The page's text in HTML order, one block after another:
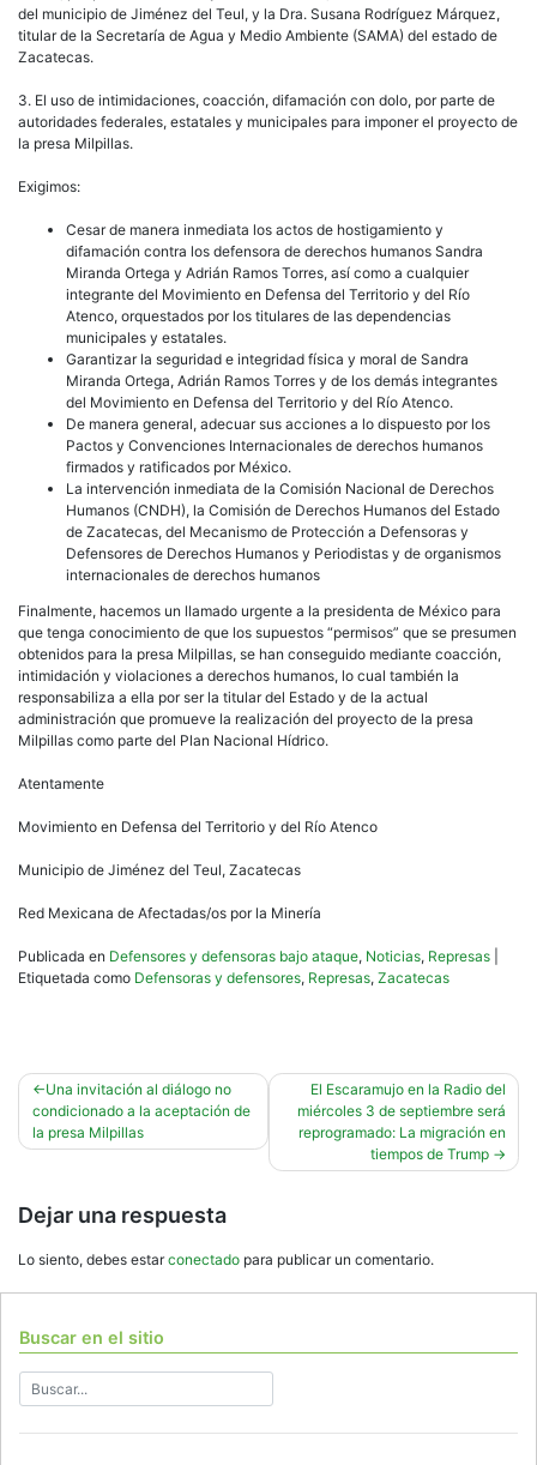
del municipio de Jiménez del Teul, y la Dra. Susana Rodríguez Márquez,
titular de la Secretaría de Agua y Medio Ambiente (SAMA) del estado de
Zacatecas.
3. El uso de intimidaciones, coacción, difamación con dolo, por parte de
autoridades federales, estatales y municipales para imponer el proyecto de
la presa Milpillas.
Exigimos:
Cesar de manera inmediata los actos de hostigamiento y
difamación contra los defensora de derechos humanos Sandra
Miranda Ortega y Adrián Ramos Torres, así como a cualquier
integrante del Movimiento en Defensa del Territorio y del Río
Atenco, orquestados por los titulares de las dependencias
municipales y estatales.
Garantizar la seguridad e integridad física y moral de Sandra
Miranda Ortega, Adrián Ramos Torres y de los demás integrantes
del Movimiento en Defensa del Territorio y del Río Atenco.
De manera general, adecuar sus acciones a lo dispuesto por los
Pactos y Convenciones Internacionales de derechos humanos
firmados y ratificados por México.
La intervención inmediata de la Comisión Nacional de Derechos
Humanos (CNDH), la Comisión de Derechos Humanos del Estado
de Zacatecas, del Mecanismo de Protección a Defensoras y
Defensores de Derechos Humanos y Periodistas y de organismos
internacionales de derechos humanos
Finalmente, hacemos un llamado urgente a la presidenta de México para
que tenga conocimiento de que los supuestos “permisos” que se presumen
obtenidos para la presa Milpillas, se han conseguido mediante coacción,
intimidación y violaciones a derechos humanos, lo cual también la
responsabiliza a ella por ser la titular del Estado y de la actual
administración que promueve la realización del proyecto de la presa
Milpillas como parte del Plan Nacional Hídrico.
Atentamente
Movimiento en Defensa del Territorio y del Río Atenco
Municipio de Jiménez del Teul, Zacatecas
Red Mexicana de Afectadas/os por la Minería
Publicada en Defensores y defensoras bajo ataque, Noticias, Represas
Etiquetada como Defensoras y defensores, Represas, Zacatecas
Navegación
de
entradas
Una invitación al diálogo no
condicionado a la aceptación de
la presa Milpillas
El Escaramujo en la Radio del
miércoles 3 de septiembre será
reprogramado: La migración en
tiempos de Trump
Dejar una respuesta
Lo siento, debes estarconectado para publicar un comentario.
Buscar en el sitio